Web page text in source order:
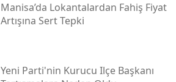
Manisa’da Lokantalardan Fahiş Fiyat
Artışına Sert Tepki
Yeni Parti'nin Kurucu Ilçe Başkanı